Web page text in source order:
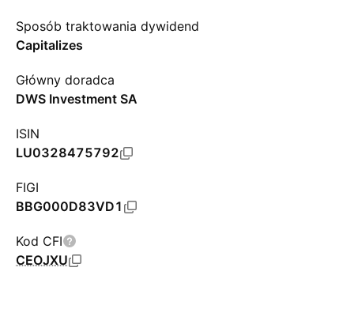
Sposób traktowania dywidend
Capitalizes
Główny doradca
DWS Investment SA
ISIN
LU0328475792
FIGI
BBG000D83VD1
Kod CFI
CEOJXU